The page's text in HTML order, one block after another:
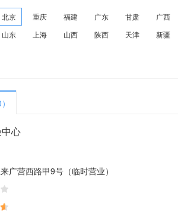
北京 重庆 福建 广东 甘肃
广西
山东 上海 山西 陕西 天津 新疆
心
广营西路甲9号（临时营业）